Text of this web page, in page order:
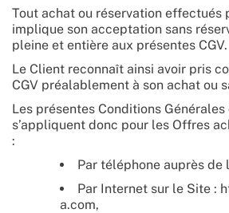
Tout achat ou réservation effectués
implique son acceptation sans
pleine et entière aux présentes CGV.
Le Client reconnaît ainsi avoir pris
CGV préalablement à son achat ou
Les présentes Conditions Générales
s’appliquent donc pour les Offres
:
Par téléphone auprès de
Par Internet sur le Site :
a.com,